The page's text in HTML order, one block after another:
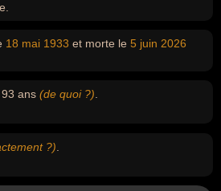
18 mai 1933 et morte le 5 juin 2026
ans (de quoi ?)
?)